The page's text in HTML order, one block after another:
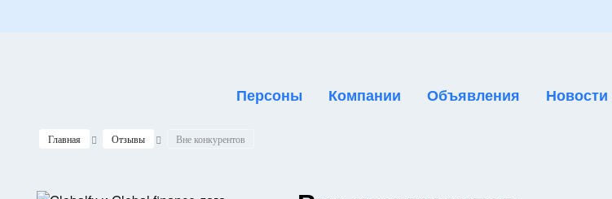
Персоны Компании Объявления Новости
Главная Отзывы Вне конкурентов